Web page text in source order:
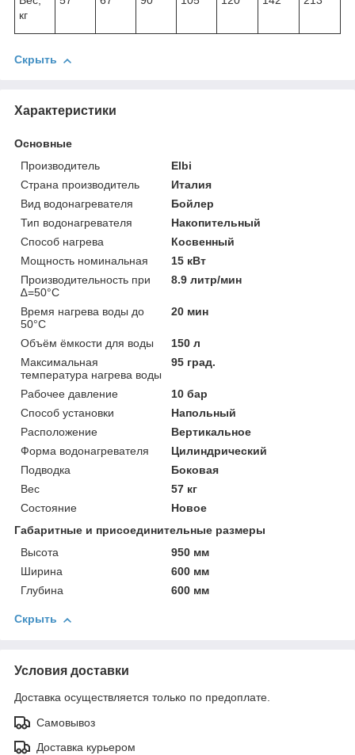
кг
Скрыть
Характеристики
Основные
Производитель
Elbi
Страна производитель
Италия
Вид водонагревателя
Бойлер
Тип водонагревателя
Накопительный
Способ нагрева
Косвенный
Мощность номинальная
15 кВт
Производительность при
∆=50°С
8.9 литр/мин
Время нагрева воды до
50°С
20 мин
Объём ёмкости для воды
150 л
Максимальная
температура нагрева воды
95 град.
Рабочее давление
10 бар
Способ установки
Напольный
Расположение
Вертикальное
Форма водонагревателя
Цилиндрический
Подводка
Боковая
Вес
57 кг
Состояние
Новое
Габаритные и присоединительные размеры
Высота
950 мм
Ширина
600 мм
Глубина
600 мм
Скрыть
Условия доставки
Доставка осуществляется только по предоплате.
Самовывоз
Доставка курьером